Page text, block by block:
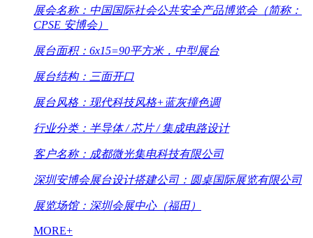
展会名称：中国国际社会公共安全产品博览会（简称：
CPSE 安博会）
展台面积：6x15=90平方米，中型展台
展台结构：三面开口
展台风格：现代科技风格+蓝灰撞色调
行业分类：半导体 / 芯片 / 集成电路设计
客户名称：成都微光集电科技有限公司
深圳安博会展台设计搭建公司：圆桌国际展览有限公司
展览场馆：深圳会展中心（福田）
MORE+